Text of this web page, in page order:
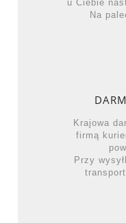
u Ciebie
Na
Krajowa
firmą
Przy